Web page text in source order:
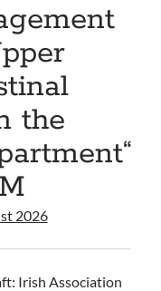
the
2026
Irish Association